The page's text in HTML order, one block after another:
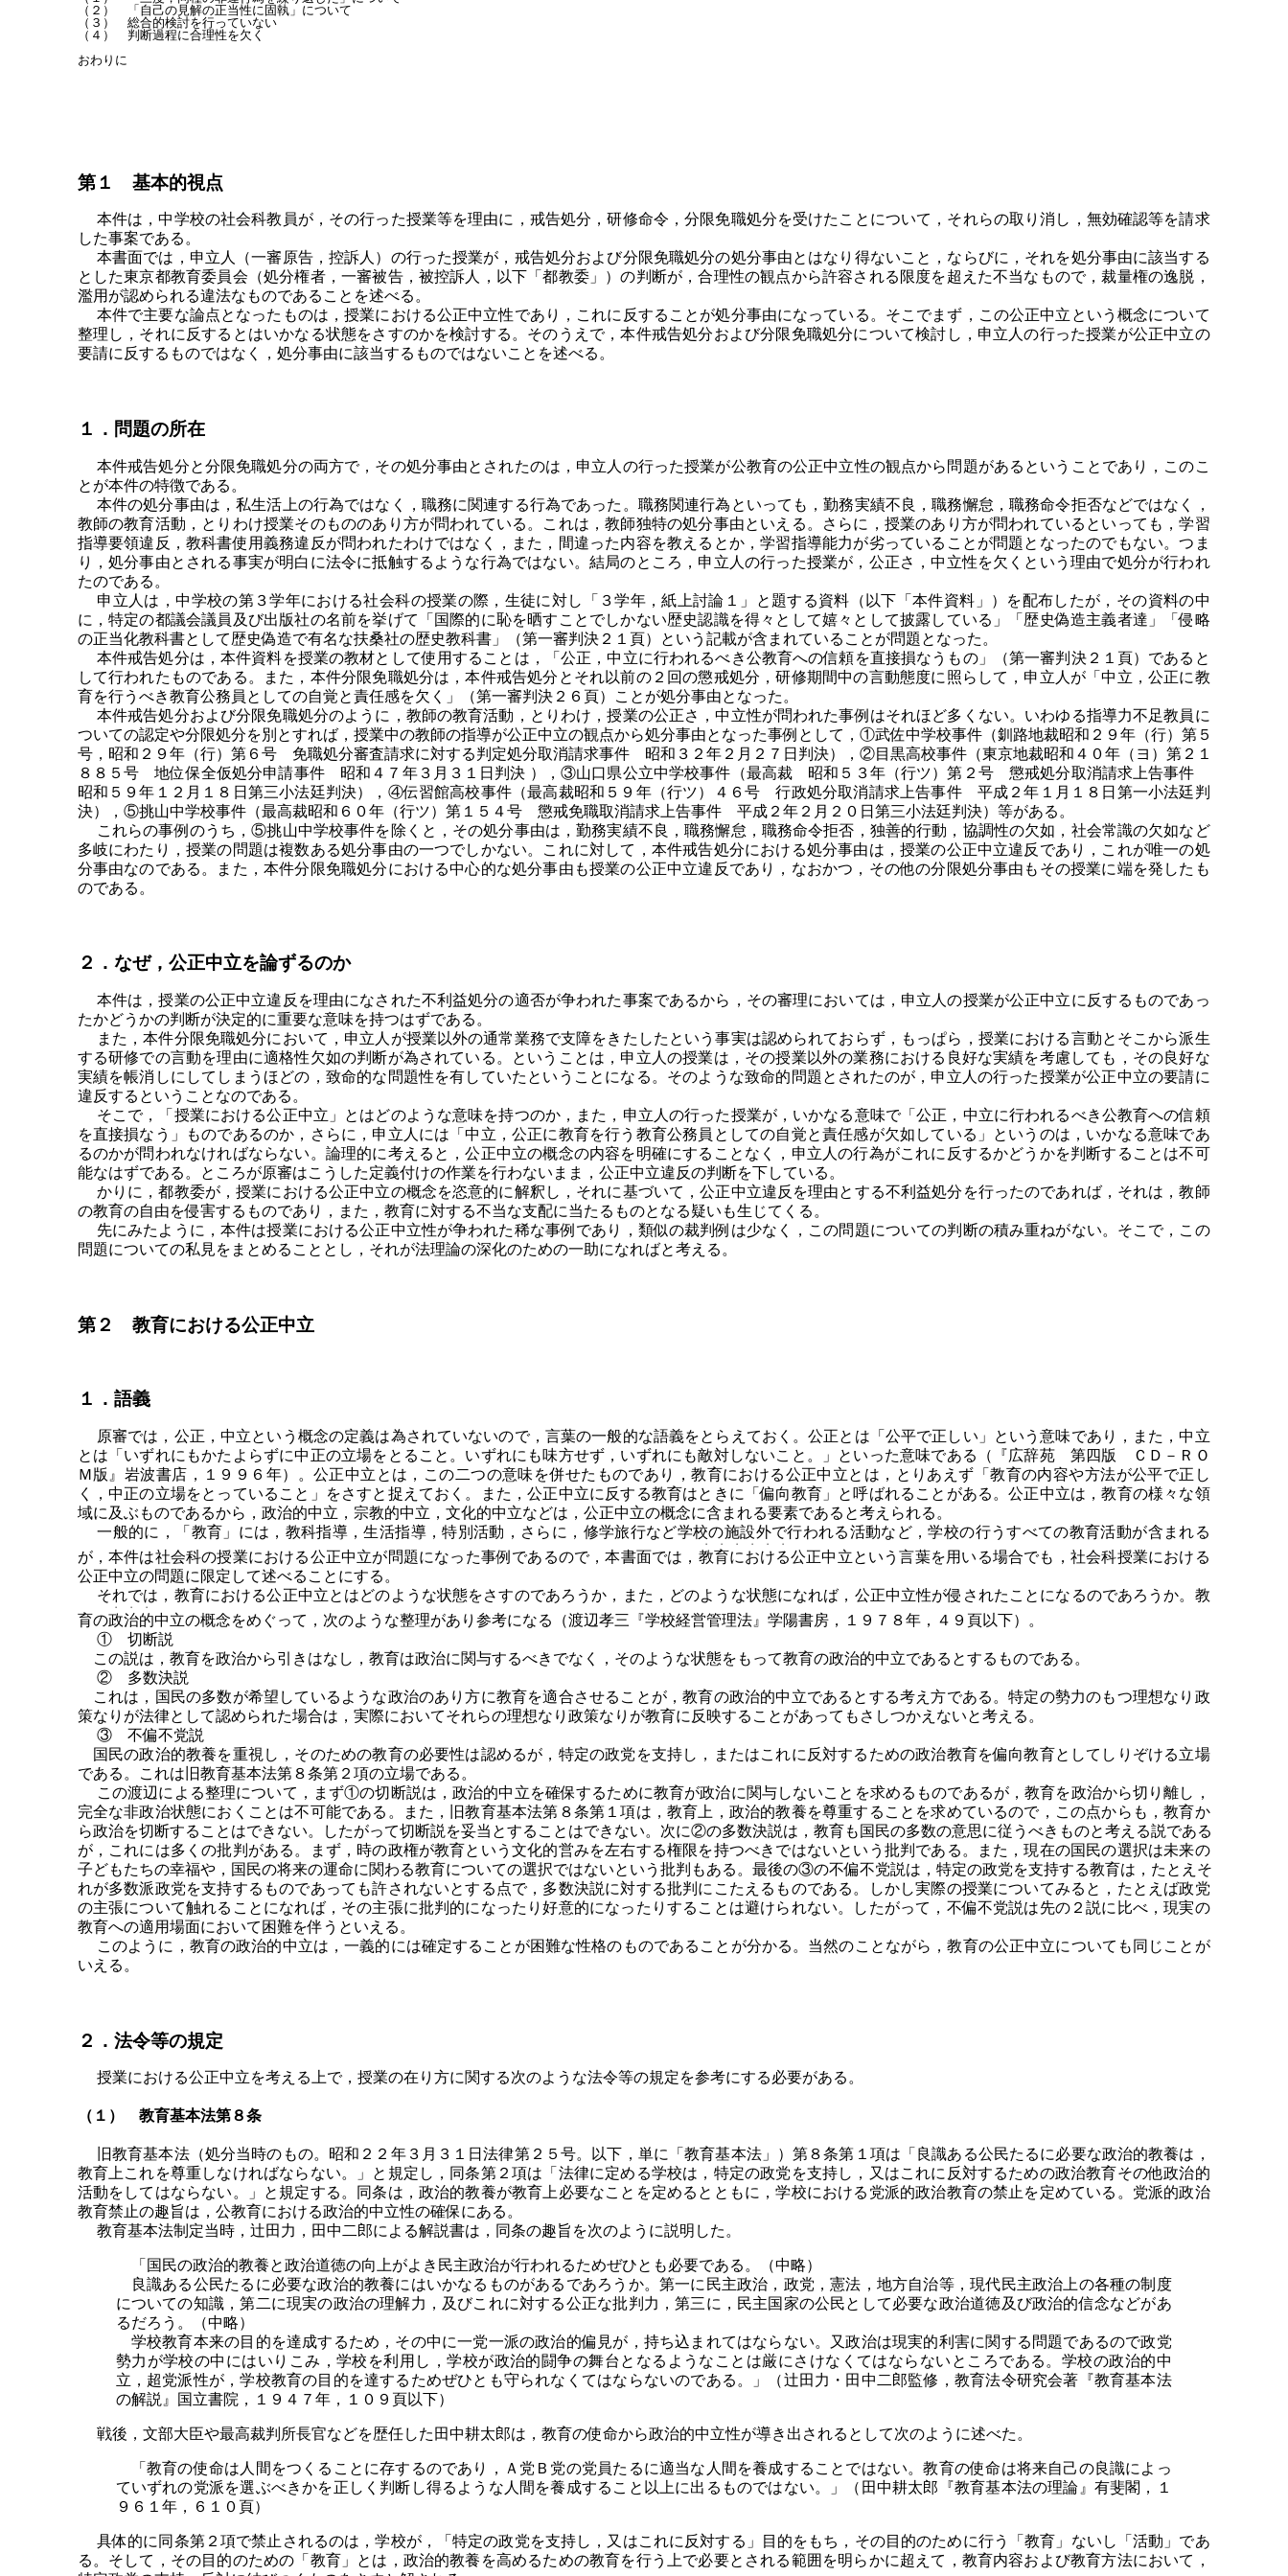
（２）　「自己の見解の正当性に固執」について
（３）　総合的検討を行っていない
（４）　判断過程に合理性を欠く
第１ 基本的視点
本件は，中学校の社会科教員が，その行った授業等を理由に，戒告処分，研修命令，分限免職処分を受けたことについて，それらの取り消し，無効確認等を請求
した事案である。
本書面では，申立人（一審原告，控訴人）の行った授業が，戒告処分および分限免職処分の処分事由とはなり得ないこと，ならびに，それを処分事由に該当する
とした東京都教育委員会（処分権者，一審被告，被控訴人，以下「都教委」）の判断が，合理性の観点から許容される限度を超えた不当なもので，裁量権の逸脱，
濫用が認められる違法なものであることを述べる。
本件で主要な論点となったものは，授業における公正中立性であり，これに反することが処分事由になっている。そこでまず，この公正中立という概念について
整理し，それに反するとはいかなる状態をさすのかを検討する。そのうえで，本件戒告処分および分限免職処分について検討し，申立人の行った授業が公正中立の
要請に反するものではなく，処分事由に該当するものではないことを述べる。
１．問題の所在
本件戒告処分と分限免職処分の両方で，その処分事由とされたのは，申立人の行った授業が公教育の公正中立性の観点から問題があるということであり，このこ
とが本件の特徴である。
本件の処分事由は，私生活上の行為ではなく，職務に関連する行為であった。職務関連行為といっても，勤務実績不良，職務懈怠，職務命令拒否などではなく，
教師の教育活動，とりわけ授業そのもののあり方が問われている。これは，教師独特の処分事由といえる。さらに，授業のあり方が問われているといっても，学習
指導要領違反，教科書使用義務違反が問われたわけではなく，また，間違った内容を教えるとか，学習指導能力が劣っていることが問題となったのでもない。つま
り，処分事由とされる事実が明白に法令に抵触するような行為ではない。結局のところ，申立人の行った授業が，公正さ，中立性を欠くという理由で処分が行われ
たのである。
申立人は，中学校の第３学年における社会科の授業の際，生徒に対し「３学年，紙上討論１」と題する資料（以下「本件資料」）を配布したが，その資料の中
に，特定の都議会議員及び出版社の名前を挙げて「国際的に恥を晒すことでしかない歴史認識を得々として嬉々として披露している」「歴史偽造主義者達」「侵略
の正当化教科書として歴史偽造で有名な扶桑社の歴史教科書」（第一審判決２１頁）という記載が含まれていることが問題となった。
本件戒告処分は，本件資料を授業の教材として使用することは，「公正，中立に行われるべき公教育への信頼を直接損なうもの」（第一審判決２１頁）であると
して行われたものである。また，本件分限免職処分は，本件戒告処分とそれ以前の２回の懲戒処分，研修期間中の言動態度に照らして，申立人が「中立，公正に教
育を行うべき教育公務員としての自覚と責任感を欠く」（第一審判決２６頁）ことが処分事由となった。
本件戒告処分および分限免職処分のように，教師の教育活動，とりわけ，授業の公正さ，中立性が問われた事例はそれほど多くない。いわゆる指導力不足教員に
ついての認定や分限処分を別とすれば，授業中の教師の指導が公正中立の観点から処分事由となった事例として，①武佐中学校事件（釧路地裁昭和２９年（行）第５
号，昭和２９年（行）第６号 免職処分審査請求に対する判定処分取消請求事件 昭和３２年２月２７日判決），②目黒高校事件（東京地裁昭和４０年（ヨ）第２１
８８５号 地位保全仮処分申請事件 昭和４７年３月３１日判決 ），③山口県公立中学校事件（最高裁 昭和５３年（行ツ）第２号 懲戒処分取消請求上告事件
昭和５９年１２月１８日第三小法廷判決），④伝習館高校事件（最高裁昭和５９年（行ツ）４６号 行政処分取消請求上告事件 平成２年１月１８日第一小法廷判
決），⑤挑山中学校事件（最高裁昭和６０年（行ツ）第１５４号 懲戒免職取消請求上告事件 平成２年２月２０日第三小法廷判決）等がある。
これらの事例のうち，⑤挑山中学校事件を除くと，その処分事由は，勤務実績不良，職務懈怠，職務命令拒否，独善的行動，協調性の欠如，社会常識の欠如など
多岐にわたり，授業の問題は複数ある処分事由の一つでしかない。これに対して，本件戒告処分における処分事由は，授業の公正中立違反であり，これが唯一の処
分事由なのである。また，本件分限免職処分における中心的な処分事由も授業の公正中立違反であり，なおかつ，その他の分限処分事由もその授業に端を発したも
のである。
２．なぜ，公正中立を論ずるのか
本件は，授業の公正中立違反を理由になされた不利益処分の適否が争われた事案であるから，その審理においては，申立人の授業が公正中立に反するものであっ
たかどうかの判断が決定的に重要な意味を持つはずである。
また，本件分限免職処分において，申立人が授業以外の通常業務で支障をきたしたという事実は認められておらず，もっぱら，授業における言動とそこから派生
する研修での言動を理由に適格性欠如の判断が為されている。ということは，申立人の授業は，その授業以外の業務における良好な実績を考慮しても，その良好な
実績を帳消しにしてしまうほどの，致命的な問題性を有していたということになる。そのような致命的問題とされたのが，申立人の行った授業が公正中立の要請に
違反するということなのである。
そこで，「授業における公正中立」とはどのような意味を持つのか，また，申立人の行った授業が，いかなる意味で「公正，中立に行われるべき公教育への信頼
を直接損なう」ものであるのか，さらに，申立人には「中立，公正に教育を行う教育公務員としての自覚と責任感が欠如している」というのは，いかなる意味であ
るのかが問われなければならない。論理的に考えると，公正中立の概念の内容を明確にすることなく，申立人の行為がこれに反するかどうかを判断することは不可
能なはずである。ところが原審はこうした定義付けの作業を行わないまま，公正中立違反の判断を下している。
かりに，都教委が，授業における公正中立の概念を恣意的に解釈し，それに基づいて，公正中立違反を理由とする不利益処分を行ったのであれば，それは，教師
の教育の自由を侵害するものであり，また，教育に対する不当な支配に当たるものとなる疑いも生じてくる。
先にみたように，本件は授業における公正中立性が争われた稀な事例であり，類似の裁判例は少なく，この問題についての判断の積み重ねがない。そこで，この
問題についての私見をまとめることとし，それが法理論の深化のための一助になればと考える。
第２ 教育における公正中立
１．語義
原審では，公正，中立という概念の定義は為されていないので，言葉の一般的な語義をとらえておく。公正とは「公平で正しい」という意味であり，また，中立
とは「いずれにもかたよらずに中正の立場をとること。いずれにも味方せず，いずれにも敵対しないこと。」といった意味である（『広辞苑 第四版 ＣＤ－ＲＯ
Ｍ版』岩波書店，１９９６年）。公正中立とは，この二つの意味を併せたものであり，教育における公正中立とは，とりあえず「教育の内容や方法が公平で正し
く，中正の立場をとっていること」をさすと捉えておく。また，公正中立に反する教育はときに「偏向教育」と呼ばれることがある。公正中立は，教育の様々な領
域に及ぶものであるから，政治的中立，宗教的中立，文化的中立などは，公正中立の概念に含まれる要素であると考えられる。
一般的に，「教育」には，教科指導，生活指導，特別活動，さらに，修学旅行など学校の施設外で行われる活動など，学校の行うすべての教育活動が含まれる
が，本件は社会科の授業における公正中立が問題になった事例であるので，本書面では， 教
・
育
・
に
・
お
・
け
・
る
・
公正中立という言葉を用いる場合でも，社会科授業における
公正中立の問題に限定して述べることにする。
それでは，教育における公正中立とはどのような状態をさすのであろうか，また，どのような状態になれば，公正中立性が侵されたことになるのであろうか。教
育の政
・
治
・
的
・
中立の概念をめぐって，次のような整理があり参考になる（渡辺孝三『学校経営管理法』学陽書房，１９７８年，４９頁以下）。
① 切断説
この説は，教育を政治から引きはなし，教育は政治に関与するべきでなく，そのような状態をもって教育の政治的中立であるとするものである。
② 多数決説
これは，国民の多数が希望しているような政治のあり方に教育を適合させることが，教育の政治的中立であるとする考え方である。特定の勢力のもつ理想なり政
策なりが法律として認められた場合は，実際においてそれらの理想なり政策なりが教育に反映することがあってもさしつかえないと考える。
③ 不偏不党説
国民の政治的教養を重視し，そのための教育の必要性は認めるが，特定の政党を支持し，またはこれに反対するための政治教育を偏向教育としてしりぞける立場
である。これは旧教育基本法第８条第２項の立場である。
この渡辺による整理について，まず①の切断説は，政治的中立を確保するために教育が政治に関与しないことを求めるものであるが，教育を政治から切り離し，
完全な非政治状態におくことは不可能である。また，旧教育基本法第８条第１項は，教育上，政治的教養を尊重することを求めているので，この点からも，教育か
ら政治を切断することはできない。したがって切断説を妥当とすることはできない。次に②の多数決説は，教育も国民の多数の意思に従うべきものと考える説である
が，これには多くの批判がある。まず，時の政権が教育という文化的営みを左右する権限を持つべきではないという批判である。また，現在の国民の選択は未来の
子どもたちの幸福や，国民の将来の運命に関わる教育についての選択ではないという批判もある。最後の③の不偏不党説は，特定の政党を支持する教育は，たとえそ
れが多数派政党を支持するものであっても許されないとする点で，多数決説に対する批判にこたえるものである。しかし実際の授業についてみると，たとえば政党
の主張について触れることになれば，その主張に批判的になったり好意的になったりすることは避けられない。したがって，不偏不党説は先の２説に比べ，現実の
教育への適用場面において困難を伴うといえる。
このように，教育の政治的中立は，一義的には確定することが困難な性格のものであることが分かる。当然のことながら，教育の公正中立についても同じことが
いえる。
２．法令等の規定
授業における公正中立を考える上で，授業の在り方に関する次のような法令等の規定を参考にする必要がある。
（１） 教育基本法第８条
旧教育基本法（処分当時のもの。昭和２２年３月３１日法律第２５号。以下，単に「教育基本法」）第８条第１項は「良識ある公民たるに必要な政治的教養は，
教育上これを尊重しなければならない。」と規定し，同条第２項は「法律に定める学校は，特定の政党を支持し，又はこれに反対するための政治教育その他政治的
活動をしてはならない。」と規定する。同条は，政治的教養が教育上必要なことを定めるとともに，学校における党派的政治教育の禁止を定めている。党派的政治
教育禁止の趣旨は，公教育における政治的中立性の確保にある。
教育基本法制定当時，辻田力，田中二郎による解説書は，同条の趣旨を次のように説明した。
「国民の政治的教養と政治道徳の向上がよき民主政治が行われるためぜひとも必要である。（中略）
良識ある公民たるに必要な政治的教養にはいかなるものがあるであろうか。第一に民主政治，政党，憲法，地方自治等，現代民主政治上の各種の制度
についての知識，第二に現実の政治の理解力，及びこれに対する公正な批判力，第三に，民主国家の公民として必要な政治道徳及び政治的信念などがあ
るだろう。（中略）
学校教育本来の目的を達成するため，その中に一党一派の政治的偏見が，持ち込まれてはならない。又政治は現実的利害に関する問題であるので政党
勢力が学校の中にはいりこみ，学校を利用し，学校が政治的闘争の舞台となるようなことは厳にさけなくてはならないところである。学校の政治的中
立，超党派性が，学校教育の目的を達するためぜひとも守られなくてはならないのである。」（辻田力・田中二郎監修，教育法令研究会著『教育基本法
の解説』国立書院，１９４７年，１０９頁以下）
戦後，文部大臣や最高裁判所長官などを歴任した田中耕太郎は，教育の使命から政治的中立性が導き出されるとして次のように述べた。
「教育の使命は人間をつくることに存するのであり，Ａ党Ｂ党の党員たるに適当な人間を養成することではない。教育の使命は将来自己の良識によっ
ていずれの党派を選ぶべきかを正しく判断し得るような人間を養成すること以上に出るものではない。」（田中耕太郎『教育基本法の理論』有斐閣，１
９６１年，６１０頁）
具体的に同条第２項で禁止されるのは，学校が，「特定の政党を支持し，又はこれに反対する」目的をもち，その目的のために行う「教育」ないし「活動」であ
る。そして，その目的のための「教育」とは，政治的教養を高めるための教育を行う上で必要とされる範囲を明らかに超えて，教育内容および教育方法において，